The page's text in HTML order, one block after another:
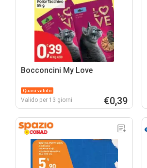
Bocconcini My Love
Quasi valido
Valido per 13 giorni €0,39